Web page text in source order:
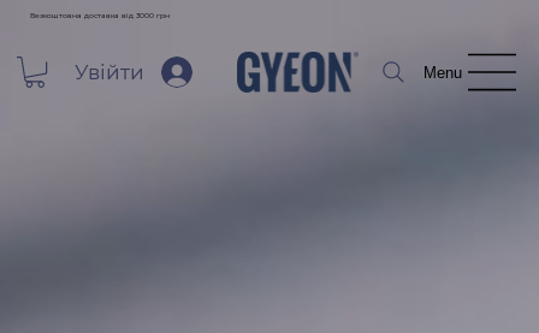
Безкоштовна доставка від 3000 грн
Menu
Увійти